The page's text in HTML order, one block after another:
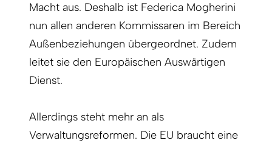
Macht aus. Deshalb ist Federica Mogherini
nun allen anderen Kommissaren im Bereich
Außenbeziehungen übergeordnet. Zudem
leitet sie den Europäischen Auswärtigen
Dienst.
Allerdings steht mehr an als
Verwaltungsreformen. Die EU braucht eine